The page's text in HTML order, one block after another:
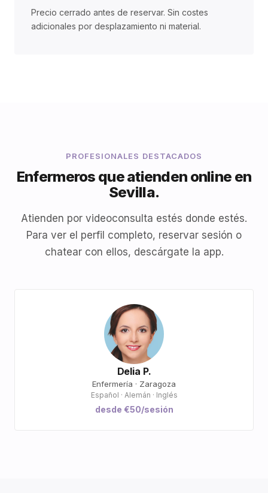
Precio cerrado antes de reservar. Sin costes
adicionales por desplazamiento ni material.
PROFESIONALES DESTACADOS
Enfermeros que atienden online en
Sevilla.
Atienden por videoconsulta estés donde estés.
Para ver el perfil completo, reservar sesión o
chatear con ellos, descárgate la app.
Delia P.
Enfermería · Zaragoza
Español · Alemán · Inglés
desde €50/sesión